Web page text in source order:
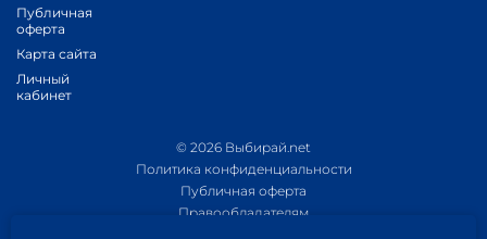
Публичная
оферта
Карта сайта
Личный
кабинет
© 2026 Выбирай.net
Политика конфиденциальности
Публичная оферта
Правообладателям